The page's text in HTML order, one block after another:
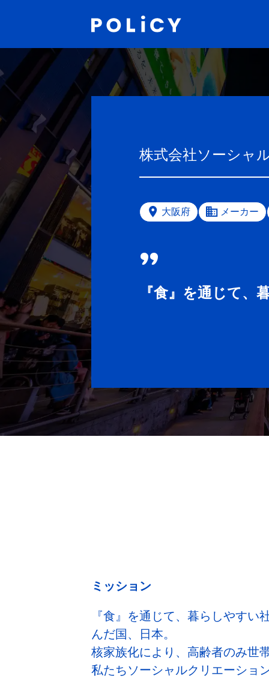
株式会社ソーシャ
大阪府 メーカー
『食』を通じて、
ミッション
『食』を通じて、暮らしやす
んだ国、日本。
核家族化により、高齢者のみ世
私たちソーシャルクリエーショ